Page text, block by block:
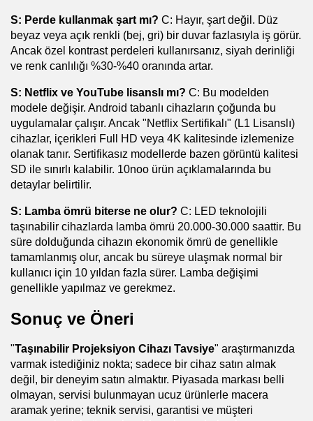
S: Perde kullanmak şart mı? C: Hayır, şart değil. Düz
beyaz veya açık renkli (bej, gri) bir duvar fazlasıyla iş görür.
Ancak özel kontrast perdeleri kullanırsanız, siyah derinliği
ve renk canlılığı %30-%40 oranında artar.
S: Netflix ve YouTube lisanslı mı? C: Bu modelden
modele değişir. Android tabanlı cihazların çoğunda bu
uygulamalar çalışır. Ancak "Netflix Sertifikalı" (L1 Lisanslı)
cihazlar, içerikleri Full HD veya 4K kalitesinde izlemenize
olanak tanır. Sertifikasız modellerde bazen görüntü kalitesi
SD ile sınırlı kalabilir. 10noo ürün açıklamalarında bu
detaylar belirtilir.
S: Lamba ömrü biterse ne olur? C: LED teknolojili
taşınabilir cihazlarda lamba ömrü 20.000-30.000 saattir. Bu
süre dolduğunda cihazın ekonomik ömrü de genellikle
tamamlanmış olur, ancak bu süreye ulaşmak normal bir
kullanıcı için 10 yıldan fazla sürer. Lamba değişimi
genellikle yapılmaz ve gerekmez.
Sonuç ve Öneri
"Taşınabilir Projeksiyon Cihazı Tavsiye" araştırmanızda
varmak istediğiniz nokta; sadece bir cihaz satın almak
değil, bir deneyim satın almaktır. Piyasada markası belli
olmayan, servisi bulunmayan ucuz ürünlerle macera
aramak yerine; teknik servisi, garantisi ve müşteri